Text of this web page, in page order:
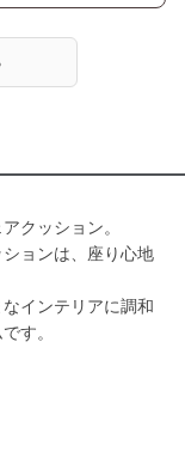
クッション。
ョンは、座り心地
インテリアに調和
す。